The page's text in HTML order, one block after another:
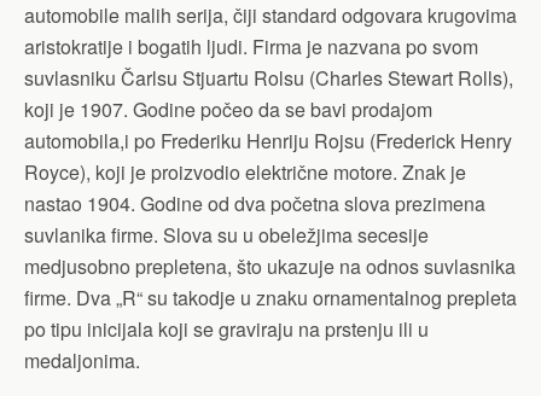
automobile malih serija, čiji standard odgovara krugovima
aristokratije i bogatih ljudi. Firma je nazvana po svom
suvlasniku Čarlsu Stjuartu Rolsu (Charles Stewart Rolls),
koji je 1907. Godine počeo da se bavi prodajom
automobila,i po Frederiku Henriju Rojsu (Frederick Henry
Royce), koji je proizvodio električne motore. Znak je
nastao 1904. Godine od dva početna slova prezimena
suvlanika firme. Slova su u obeležjima secesije
medjusobno prepletena, što ukazuje na odnos suvlasnika
firme. Dva „R“ su takodje u znaku ornamentalnog prepleta
po tipu inicijala koji se graviraju na prstenju ili u
medaljonima.